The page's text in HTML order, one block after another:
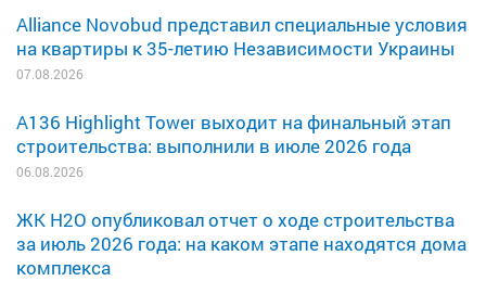
Alliance Novobud представил специальные условия
на квартиры к 35-летию Независимости Украины
07.08.2026
A136 Highlight Tower выходит на финальный этап
строительства: выполнили в июле 2026 года
06.08.2026
ЖК H2O опубликовал отчет о ходе строительства
за июль 2026 года: на каком этапе находятся дома
комплекса